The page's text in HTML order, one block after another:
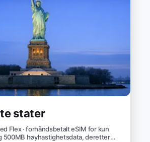
stater
Flex · forhåndsbetalt eSIM for kun
500MB høyhastighetsdata, deretter